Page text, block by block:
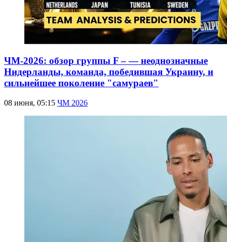
ЧМ-2026: обзор группы F – — неоднозначные
Нидерланды, команда, победившая Украину, и
сильнейшее поколение "самураев"
08 июня, 05:15 ЧМ 2026